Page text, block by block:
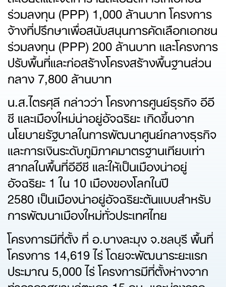
ร่วมลงทุน (PPP) 1,000 ล้านบาท โครงการ
จ้างที่ปรึกษาเพื่อสนับสนุนการคัดเลือกเอกชน
ร่วมลงทุน (PPP) 200 ล้านบาท และโครงการ
ปรับพื้นที่และก่อสร้างโครงสร้างพื้นฐานส่วน
กลาง 7,800 ล้านบาท
น.ส.ไตรศุลี กล่าวว่า โครงการศูนย์ธุรกิจ อีอี
ซี และเมืองใหม่น่าอยู่อัจฉริยะ เกิดขึ้นจาก
นโยบายรัฐบาลในการพัฒนาศูนย์กลางธุรกิจ
และการเงินระดับภูมิภาคมาตรฐานเทียบเท่า
สากลในพื้นที่อีอีซี และให้เป็นเมืองน่าอยู่
อัจฉริยะ 1 ใน 10 เมืองของโลกในปี
2580 เป็นเมืองน่าอยู่อัจฉริยะต้นแบบสำหรับ
การพัฒนาเมืองใหม่ทั่วประเทศไทย
โครงการมีที่ตั้ง ที่ อ.บางละมุง จ.ชลบุรี พื้นที่
โครงการ 14,619 ไร่ โดยจะพัฒนาระยะแรก
ประมาณ 5,000 ไร่ โครงการมีที่ตั้งห่างจาก